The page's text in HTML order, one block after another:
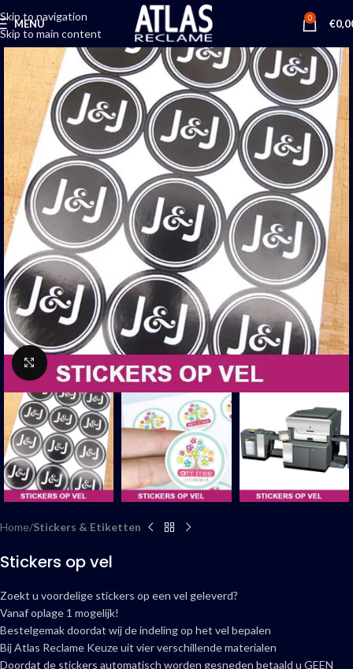
Skip to navigation
Skip to main content
MENU 0 €
Click to enlarge
Home Stickers & Etiketten
Stickers op vel
Zoekt u voordelige stickers op een vel geleverd?
Vanaf oplage 1 mogelijk!
Bestelgemak doordat wij de indeling op het vel bepalen
Bij Atlas Reclame Keuze uit vier verschillende materialen
Doordat de stickers automatisch worden gesneden betaald u GEEN